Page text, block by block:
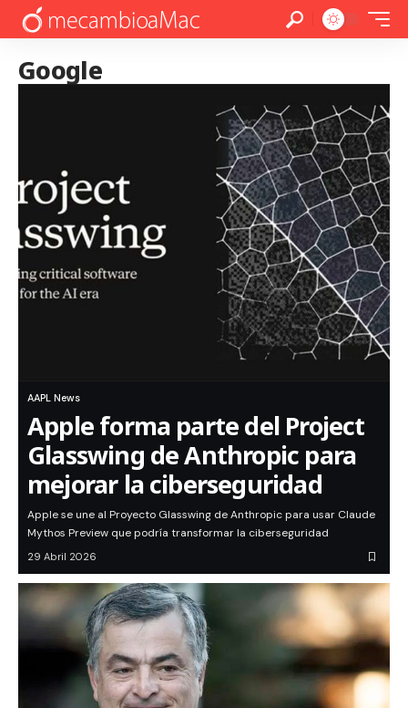
Google
AAPL News
Apple forma parte del Project
Glasswing de Anthropic para
mejorar la ciberseguridad
Apple se une al Proyecto Glasswing de Anthropic para usar Claude
Mythos Preview que podría transformar la ciberseguridad
29 Abril 2026